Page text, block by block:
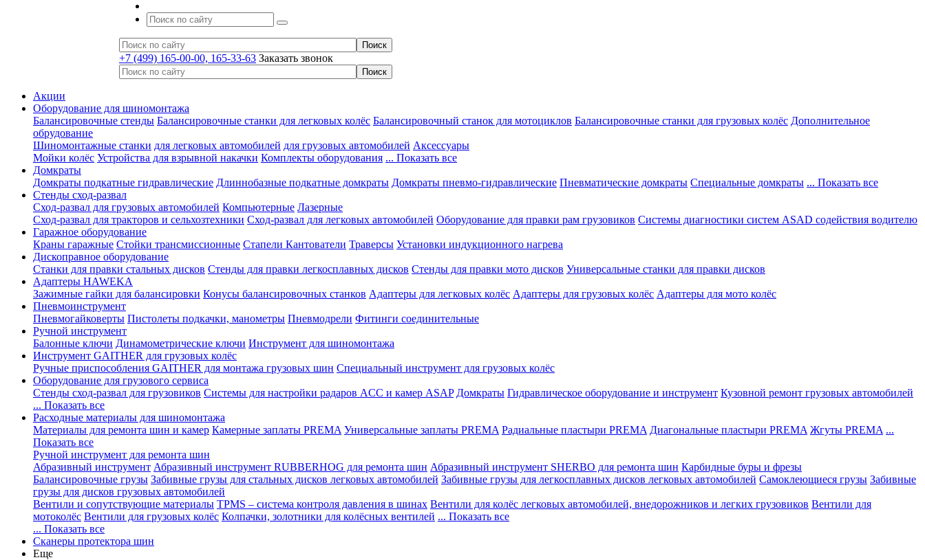
+7 (499) 165-00-00, 165-33-63 Заказать звонок
Акции
Оборудование для шиномонтажа
Балансировочные стенды Балансировочные станки для легковых колёс Балансировочный станок для мотоциклов Балансировочные станки для грузовых колёс Дополнительное
обрудование
Шиномонтажные станки для легковых автомобилей для грузовых автомобилей Аксессуары
Мойки колёс Устройства для взрывной накачки Комплекты оборудования ... Показать все
Домкраты
Домкраты подкатные гидравлические Длиннобазные подкатные домкраты Домкраты пневмо-гидравлические Пневматические домкраты Специальные домкраты ... Показать все
Стенды сход-развал
Сход-развал для грузовых автомобилей Компьютерные Лазерные
Сход-развал для тракторов и сельхозтехники Сход-развал для легковых автомобилей Оборудование для правки рам грузовиков Системы диагностики систем ASAD содействия водителю
Гаражное оборудование
Краны гаражные Стойки трансмиссионные Стапели Кантователи Траверсы Установки индукционного нагрева
Дископравное оборудование
Станки для правки стальных дисков Стенды для правки легкосплавных дисков Стенды для правки мото дисков Универсальные станки для правки дисков
Адаптеры HAWEKA
Зажимные гайки для балансировки Конусы балансировочных станков Адаптеры для легковых колёс Адаптеры для грузовых колёс Адаптеры для мото колёс
Пневмоинструмент
Пневмогайковерты Пистолеты подкачки, манометры Пневмодрели Фитинги соединительные
Ручной инструмент
Балонные ключи Динамометрические ключи Инструмент для шиномонтажа
Инструмент GAITHER для грузовых колёс
Ручные приспособления GAITHER для монтажа грузовых шин Специальный инструмент для грузовых колёс
Оборудование для грузового сервиса
Стенды сход-развал для грузовиков Системы для настройки радаров ACC и камер ASAP Домкраты Гидравлическое оборудование и инструмент Кузовной ремонт грузовых автомобилей
... Показать все
Расходные материалы для шиномонтажа
Материалы для ремонта шин и камер Камерные заплаты PREMA Универсальные заплаты PREMA Радиальные пластыри PREMA Диагональные пластыри PREMA Жгуты PREMA ...
Показать все
Ручной инструмент для ремонта шин
Абразивный инструмент Абразивный инструмент RUBBERHOG для ремонта шин Абразивный инструмент SHERBO для ремонта шин Карбидные буры и фрезы
Балансировочные грузы Забивные грузы для стальных дисков легковых автомобилей Забивные грузы для легкосплавных дисков легковых автомобилей Самоклеющиеся грузы Забивные
грузы для дисков грузовых автомобилей
Вентили и сопутствующие материалы TPMS – система контроля давления в шинах Вентили для колёс легковых автомобилей, внедорожников и легких грузовиков Вентили для
мотоколёс Вентили для грузовых колёс Колпачки, золотники для колёсных вентилей ... Показать все
... Показать все
Сканеры протектора шин
Еще